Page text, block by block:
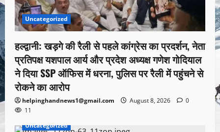
Uncategorized
हल्द्वानी: खड़गे की रैली से पहले कांग्रेस का प्रदर्शन, नेता
प्रतिपक्ष यशपाल आर्य और प्रदेश अध्यक्ष गणेश गोदियाल
ने दिया SSP ऑफिस में धरना, पुलिस पर रैली में पहुंचने से
रोकने का आरोप
helpinghandnews1@gmail.com August 8, 2026
0
11
Uncategorized